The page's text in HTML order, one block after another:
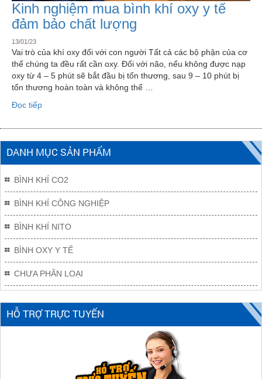
Kinh nghiệm mua bình khí oxy y tế
đảm bảo chất lượng
13/01/23
Vai trò của khí oxy đối với con người Tất cả các bộ phận của cơ
thể chúng ta đều rất cần oxy. Đối với não, nếu không được nạp
oxy từ 4 – 5 phút sẽ bắt đầu bị tổn thương, sau 9 – 10 phút bị
tổn thương hoàn toàn và không thể …
Đọc tiếp“Kinh
mua
bình
khí
oxy
đảm
chất
DANH MỤC SẢN PHẨM
BÌNH KHÍ CO2
BÌNH KHÍ CÔNG NGHIỆP
BÌNH KHÍ NITO
BÌNH OXY Y TẾ
CHƯA PHÂN LOẠI
HỖ TRỢ TRỰC TUYẾN